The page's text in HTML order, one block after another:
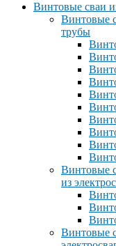
Винтовые сваи
Винтовые
трубы
Винтовые
из
Винтовые